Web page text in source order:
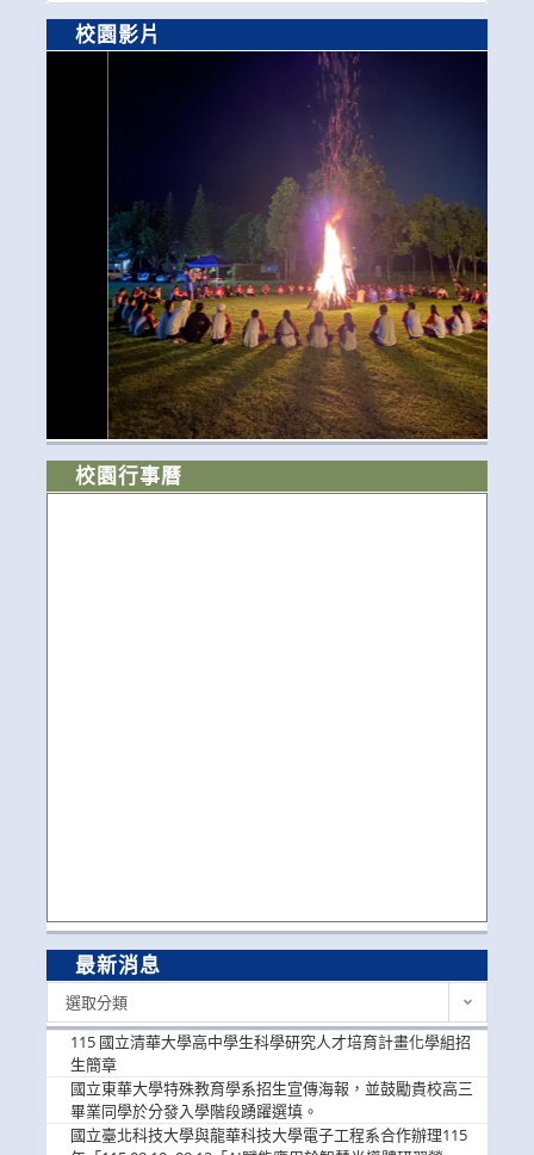
校園影片
校園行事曆
最新消息
選取分類
115 國立清華大學高中學生科學研究人才培育計畫化學組招
生簡章
國立東華大學特殊教育學系招生宣傳海報，並鼓勵貴校高三
畢業同學於分發入學階段踴躍選填。
國立臺北科技大學與龍華科技大學電子工程系合作辦理115